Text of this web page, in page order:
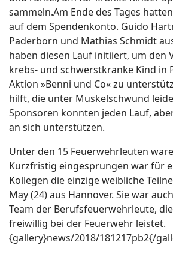
sammeln.Am Ende des Tages
auf dem Spendenkonto. Guido
Paderborn und Mathias Schmidt
haben diesen Lauf initiiert, um den
krebs- und schwerstkranke Kind in
Aktion »Benni und Co« zu
hilft, die unter Muskelschwund
Sponsoren konnten jeden Lauf,
an sich unterstützen.
Unter den 15 Feuerwehrleuten
Kurzfristig eingesprungen war für
Kollegen die einzige weibliche
May (24) aus Hannover. Sie war
Team der Berufsfeuerwehrleute,
freiwillig bei der Feuerwehr leistet.
{gallery}news/2018/181217pb2{/